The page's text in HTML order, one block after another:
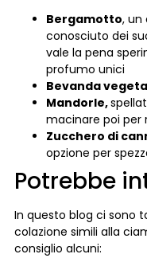
Bergamotto, un
conosciuto dei
vale la pena
profumo unici
Bevanda
Mandorle,
macinare poi per
Zucchero di
opzione per
Potrebbe
In questo blog ci sono
colazione simili alla
consiglio alcuni: